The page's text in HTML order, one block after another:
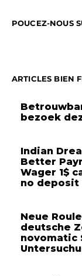
POUCEZ-NOUS
ARTICLES BIEN
bezoek
Indian
Better
Wager 1$
no deposit
Neue
deutsche
novomatic